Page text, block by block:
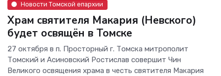
Новости Томской епархии
Храм святителя Макария (Невского)
будет освящён в Томске
27 октября в п. Просторный г. Томска митрополит
Томский и Асиновский Ростислав совершит Чин
Великого освящения храма в честь святителя Макария